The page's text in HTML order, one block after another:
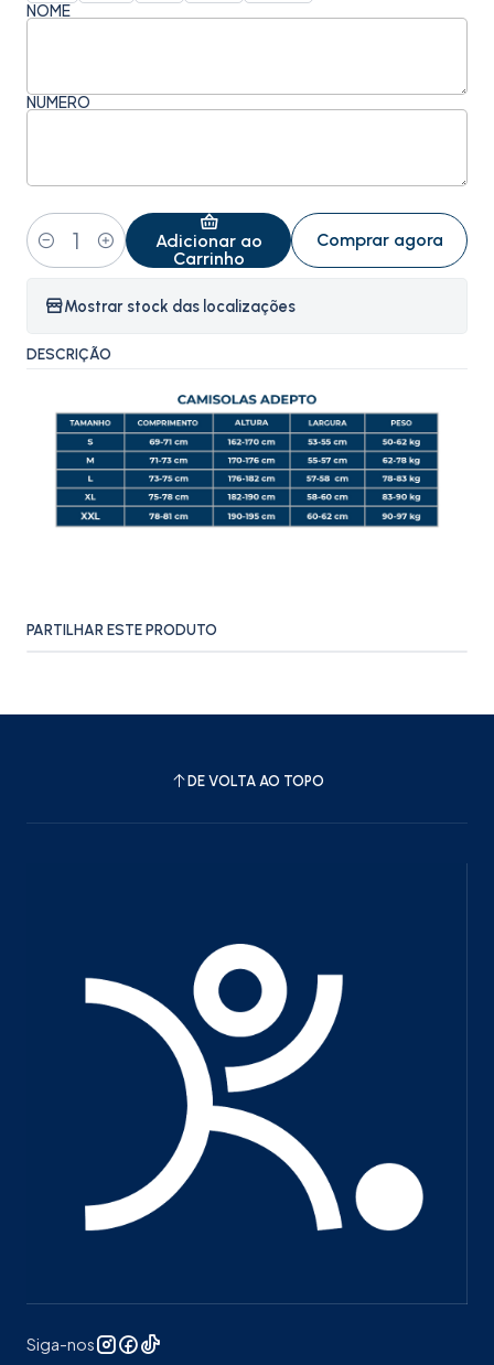
NOME
NÚMERO
Quantidade
Adicionar ao
Carrinho
Comprar agora
Mostrar stock das localizações
DESCRIÇÃO
PARTILHAR ESTE PRODUTO
DE VOLTA AO TOPO
Siga-nos